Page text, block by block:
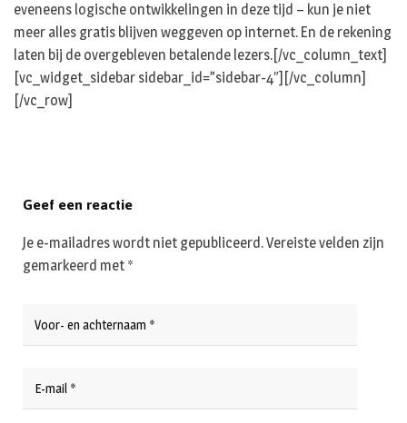
eveneens logische ontwikkelingen in deze tijd – kun je niet
meer alles gratis blijven weggeven op internet. En de rekening
laten bij de overgebleven betalende lezers.[/vc_column_text]
[vc_widget_sidebar sidebar_id=”sidebar-4″][/vc_column]
[/vc_row]
Geef een reactie
Je e-mailadres wordt niet gepubliceerd.Vereiste velden zijn
gemarkeerd met *